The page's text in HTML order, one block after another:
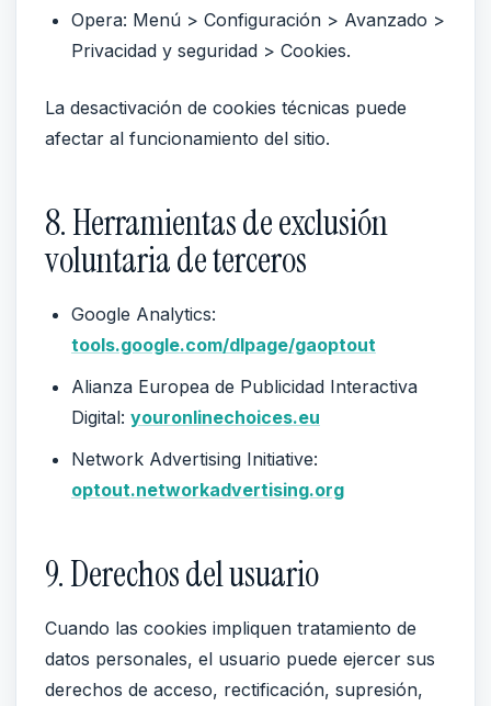
Opera: Menú > Configuración > Avanzado >
Privacidad y seguridad > Cookies.
La desactivación de cookies técnicas puede
afectar al funcionamiento del sitio.
8. Herramientas de exclusión
voluntaria de terceros
Google Analytics:
tools.google.com/dlpage/gaoptout
Alianza Europea de Publicidad Interactiva
Digital: youronlinechoices.eu
Network Advertising Initiative:
optout.networkadvertising.org
9. Derechos del usuario
Cuando las cookies impliquen tratamiento de
datos personales, el usuario puede ejercer sus
derechos de acceso, rectificación, supresión,